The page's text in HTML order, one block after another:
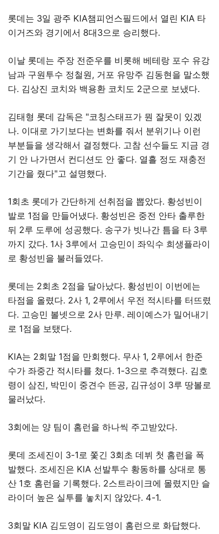
롯데는 3일 광주 KIA챔피언스필드에서 열린 KIA 타
이거즈와 경기에서 8대3으로 승리했다.
이날 롯데는 주장 전준우를 비롯해 베테랑 포수 유강
남과 구원투수 정철원, 거포 유망주 김동현을 말소했
다. 김상진 코치와 백용환 코치도 2군으로 보냈다.
김태형 롯데 감독은 "코칭스태프가 뭔 잘못이 있겠
나. 이대로 가기보다는 변화를 줘서 분위기나 이런
부분들을 생각해서 결정했다. 고참 선수들도 지금 경
기 안 나가면서 컨디션도 안 좋다. 열흘 정도 재충전
기간을 줬다"고 설명했다.
1회초 롯데가 간단하게 선취점을 뽑았다. 황성빈이
발로 1점을 만들어냈다. 황성빈은 중전 안타 출루한
뒤 2루 도루에 성공했다. 송구가 빗나간 틈을 타 3루
까지 갔다. 1사 3루에서 고승민이 좌익수 희생플라이
로 황성빈을 불러들였다.
롯데는 2회초 2점을 달아났다. 황성빈이 이번에는
타점을 올렸다. 2사 1, 2루에서 우전 적시타를 터뜨렸
다. 고승민 볼넷으로 2사 만루. 레이예스가 밀어내기
로 1점을 보탰다.
KIA는 2회말 1점을 만회했다. 무사 1, 2루에서 한준
수가 좌중간 적시타를 쳤다. 1-3으로 추격했다. 김호
령이 삼진, 박민이 중견수 뜬공, 김규성이 3루 땅볼로
물러났다.
3회에는 양 팀이 홈런을 하나씩 주고받았다.
롯데 조세진이 3-1로 쫓긴 3회초 데뷔 첫 홈런을 폭
발했다. 조세진은 KIA 선발투수 황동하를 상대로 통
산 1호 홈런을 기록했다. 2스트라이크에 몰렸지만 슬
라이더 높은 실투를 놓치지 않았다. 4-1.
3회말 KIA 김도영이 김도영이 홈런으로 화답했다.